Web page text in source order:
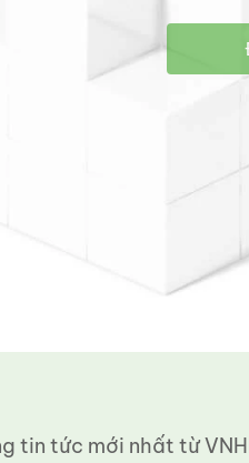
tin tức mới nhất từ